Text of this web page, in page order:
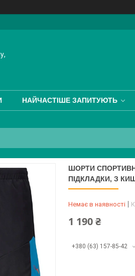
НАЙЧАСТІШЕ ЗАПИТУЮТЬ
ШОРТИ СПОРТИВНІ
ПІДКЛАДКИ, З
Немає в наявності
1 190 ₴
+380 (63) 157-85-42